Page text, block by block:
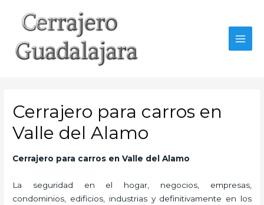
contenido
Cerrajero para carros en
Valle del Alamo
Cerrajero para carros en Valle del Alamo
La seguridad en el hogar, negocios, empresas,
condominios, edificios, industrias y definitivamente en los